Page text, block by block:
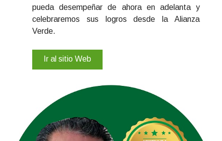
pueda desempeñar de ahora en adelanta y
celebraremos sus logros desde la Alianza
Verde.
Ir al sitio Web